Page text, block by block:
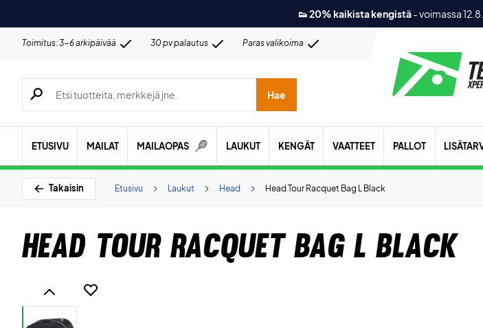
👟 20% kaikista kengistä-voimassa
Toimitus: 3-6 arkipäivää 30 pv palautus Paras valikoima
Hae tuotteita, merkkejä jne.
Hae
ETUSIVU MAILAT MAILAOPAS LAUKUT KENGÄT VAATTEET PALLOT
Takaisin Head Tour Racquet Bag L Black
Head
Laukut
Etusivu
Head Tour Racquet Bag L Black